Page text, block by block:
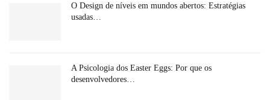
O Design de níveis em mundos abertos: Estratégias
usadas…
A Psicologia dos Easter Eggs: Por que os
desenvolvedores…